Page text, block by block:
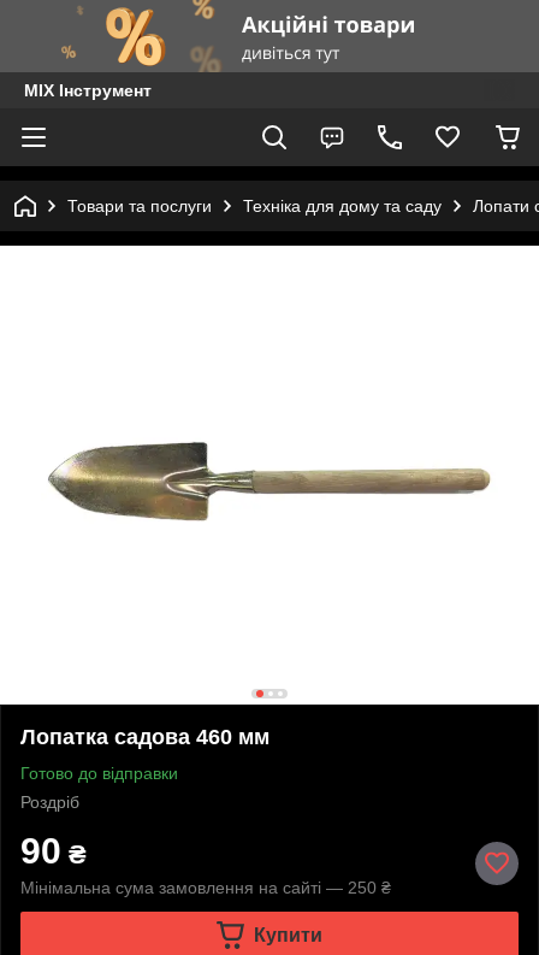
MIX Інструмент
Товари та послуги Техніка для дому та саду Лопати
Лопатка садова 460 мм
Готово до відправки
Роздріб
90 ₴
Мінімальна сума замовлення на сайті — 250 ₴
Купити